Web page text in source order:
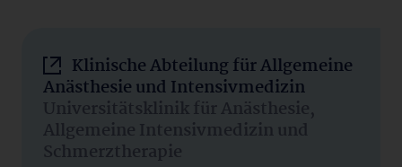
Klinische Abteilung für Allgemeine
Anästhesie und Intensivmedizin
Universitätsklinik für Anästhesie,
Allgemeine Intensivmedizin und
Schmerztherapie